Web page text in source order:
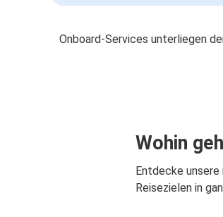
Onboard-Services unterliegen
Wohin
Entdecke
Reisezielen in